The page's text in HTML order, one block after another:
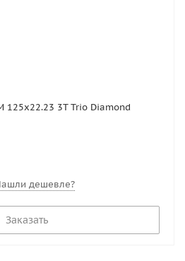
3T Trio Diamond
дешевле?
Заказать